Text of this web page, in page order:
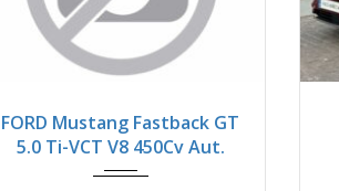
FORD Mustang Fastback GT
5.0 Ti-VCT V8 450Cv Aut.